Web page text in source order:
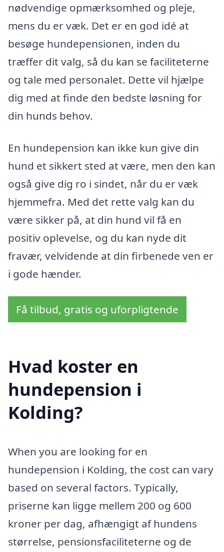
nødvendige opmærksomhed og pleje,
mens du er væk. Det er en god idé at
besøge hundepensionen, inden du
træffer dit valg, så du kan se faciliteterne
og tale med personalet. Dette vil hjælpe
dig med at finde den bedste løsning for
din hunds behov.
En hundepension kan ikke kun give din
hund et sikkert sted at være, men den kan
også give dig ro i sindet, når du er væk
hjemmefra. Med det rette valg kan du
være sikker på, at din hund vil få en
positiv oplevelse, og du kan nyde dit
fravær, velvidende at din firbenede ven er
i gode hænder.
Få tilbud, gratis og uforpligtende
Hvad koster en
hundepension i
Kolding?
When you are looking for en
hundepension i Kolding, the cost can vary
based on several factors. Typically,
priserne kan ligge mellem 200 og 600
kroner per dag, afhængigt af hundens
størrelse, pensionsfaciliteterne og de